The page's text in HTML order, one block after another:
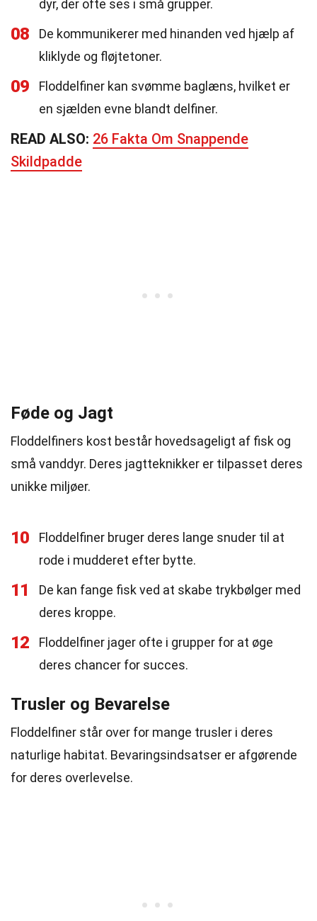
dyr, der ofte ses i små grupper.
08
De kommunikerer med hinanden ved hjælp af
kliklyde og fløjtetoner.
09
Floddelfiner kan svømme baglæns, hvilket er
en sjælden evne blandt delfiner.
READ ALSO: 26 Fakta Om Snappende
Skildpadde
Føde og Jagt
Floddelfiners kost består hovedsageligt af fisk og
små vanddyr. Deres jagtteknikker er tilpasset deres
unikke miljøer.
10
Floddelfiner bruger deres lange snuder til at
rode i mudderet efter bytte.
11
De kan fange fisk ved at skabe trykbølger med
deres kroppe.
12
Floddelfiner jager ofte i grupper for at øge
deres chancer for succes.
Trusler og Bevarelse
Floddelfiner står over for mange trusler i deres
naturlige habitat. Bevaringsindsatser er afgørende
for deres overlevelse.